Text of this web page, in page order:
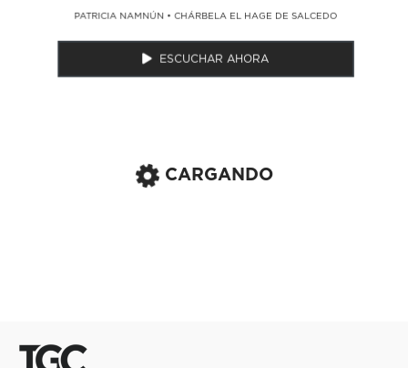
​PATRICIA NAMNÚN •CHÁRBELA EL HAGE DE SALCEDO
ESCUCHAR AHORA
CARGANDO